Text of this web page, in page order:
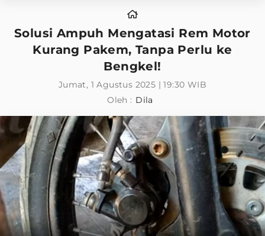
Solusi Ampuh Mengatasi Rem Motor
Kurang Pakem, Tanpa Perlu ke
Bengkel!
Jumat, 1 Agustus 2025 | 19:30 WIB
Oleh : Dila